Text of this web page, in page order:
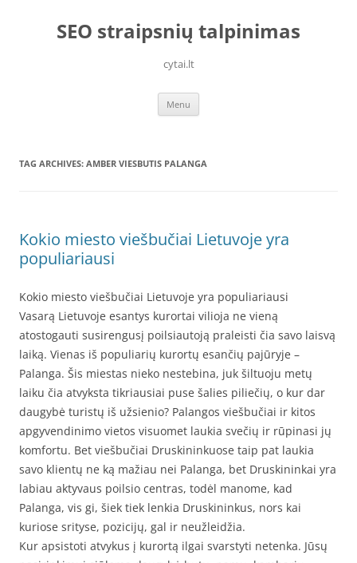
contentSEO straipsnių talpinimas
cytai.lt
Menu
TAG ARCHIVES: AMBER VIESBUTIS PALANGA
Kokio miesto viešbučiai Lietuvoje yra
populiariausi
Kokio miesto viešbučiai Lietuvoje yra populiariausi
Vasarą Lietuvoje esantys kurortai vilioja ne vieną
atostogauti susirengusį poilsiautoją praleisti čia savo laisvą
laiką. Vienas iš populiarių kurortų esančių pajūryje –
Palanga. Šis miestas nieko nestebina, juk šiltuoju metų
laiku čia atvyksta tikriausiai puse šalies piliečių, o kur dar
daugybė turistų iš užsienio? Palangos viešbučiai ir kitos
apgyvendinimo vietos visuomet laukia svečių ir rūpinasi jų
komfortu. Bet viešbučiai Druskininkuose taip pat laukia
savo klientų ne ką mažiau nei Palanga, bet Druskininkai yra
labiau aktyvaus poilsio centras, todėl manome, kad
Palanga, vis gi, šiek tiek lenkia Druskininkus, nors kai
kuriose srityse, pozicijų, gal ir neužleidžia.
Kur apsistoti atvykus į kurortą ilgai svarstyti netenka. Jūsų